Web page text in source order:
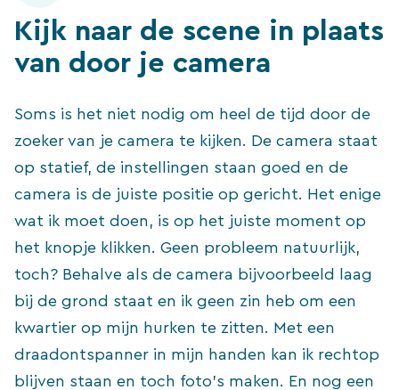
Kijk naar de scene in plaats
van door je camera
Soms is het niet nodig om heel de tijd door de
zoeker van je camera te kijken. De camera staat
op statief, de instellingen staan goed en de
camera is de juiste positie op gericht. Het enige
wat ik moet doen, is op het juiste moment op
het knopje klikken. Geen probleem natuurlijk,
toch? Behalve als de camera bijvoorbeeld laag
bij de grond staat en ik geen zin heb om een
kwartier op mijn hurken te zitten. Met een
draadontspanner in mijn handen kan ik rechtop
blijven staan en toch foto’s maken. En nog een